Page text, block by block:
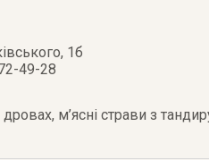
1б
49-28
дровах, м’ясні страви з